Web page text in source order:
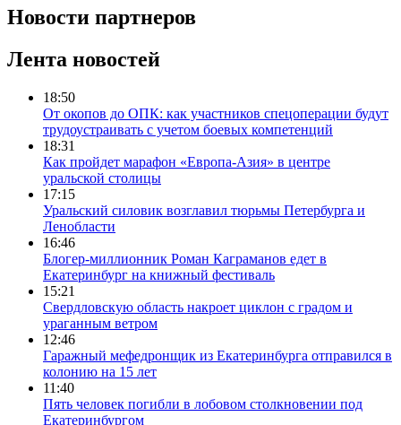
Новости партнеров
Лента новостей
18:50
От окопов до ОПК: как участников спецоперации будут
трудоустраивать с учетом боевых компетенций
18:31
Как пройдет марафон «Европа-Азия» в центре
уральской столицы
17:15
Уральский силовик возглавил тюрьмы Петербурга и
Ленобласти
16:46
Блогер-миллионник Роман Каграманов едет в
Екатеринбург на книжный фестиваль
15:21
Свердловскую область накроет циклон с градом и
ураганным ветром
12:46
Гаражный мефедронщик из Екатеринбурга отправился в
колонию на 15 лет
11:40
Пять человек погибли в лобовом столкновении под
Екатеринбургом